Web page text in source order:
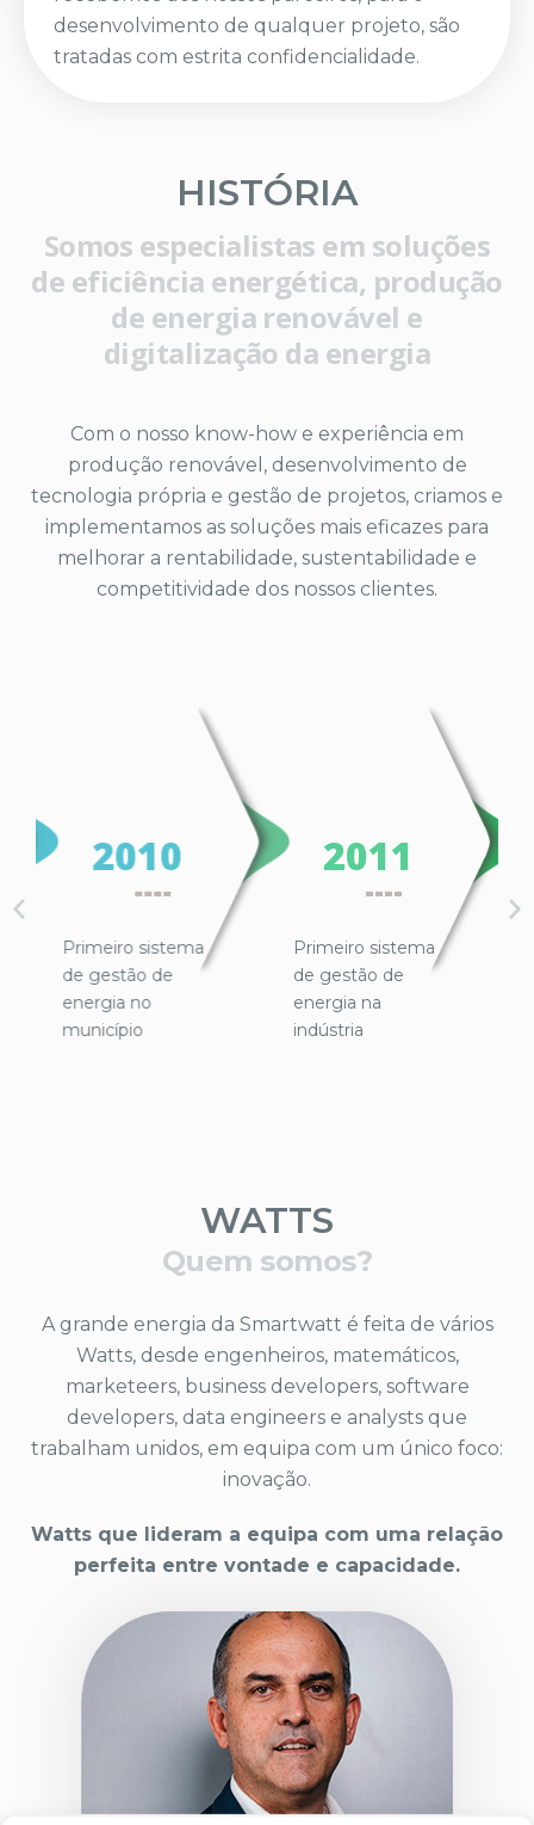
desenvolvimento de qualquer projeto, são
tratadas com estrita confidencialidade.
HISTÓRIA
Somos especialistas em soluções
de eficiência energética, produção
de energia renovável e
digitalização da energia
Com o nosso know-how e experiência em
produção renovável, desenvolvimento de
tecnologia própria e gestão de projetos, criamos e
implementamos as soluções mais eficazes para
melhorar a rentabilidade, sustentabilidade e
competitividade dos nossos clientes.
2010
Primeiro sistema
de gestão de
energia no
município
2011
Primeiro sistema
de gestão de
energia na
indústria
WATTS
Quem somos?
A grande energia da Smartwatt é feita de vários
Watts, desde engenheiros, matemáticos,
marketeers, business developers, software
developers, data engineers e analysts que
trabalham unidos, em equipa com um único foco:
inovação.
Watts que lideram a equipa com uma relação
perfeita entre vontade e capacidade.